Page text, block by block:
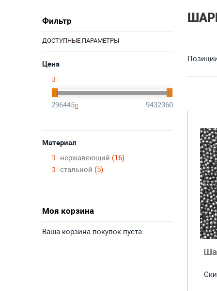
Фильтр
ДОСТУПНЫЕ ПАРАМЕТРЫ
Цена
296445 9432360
Материал
нержавеющий (16)
стальной (5)
Моя корзина
Ваша корзина покупок пуста.